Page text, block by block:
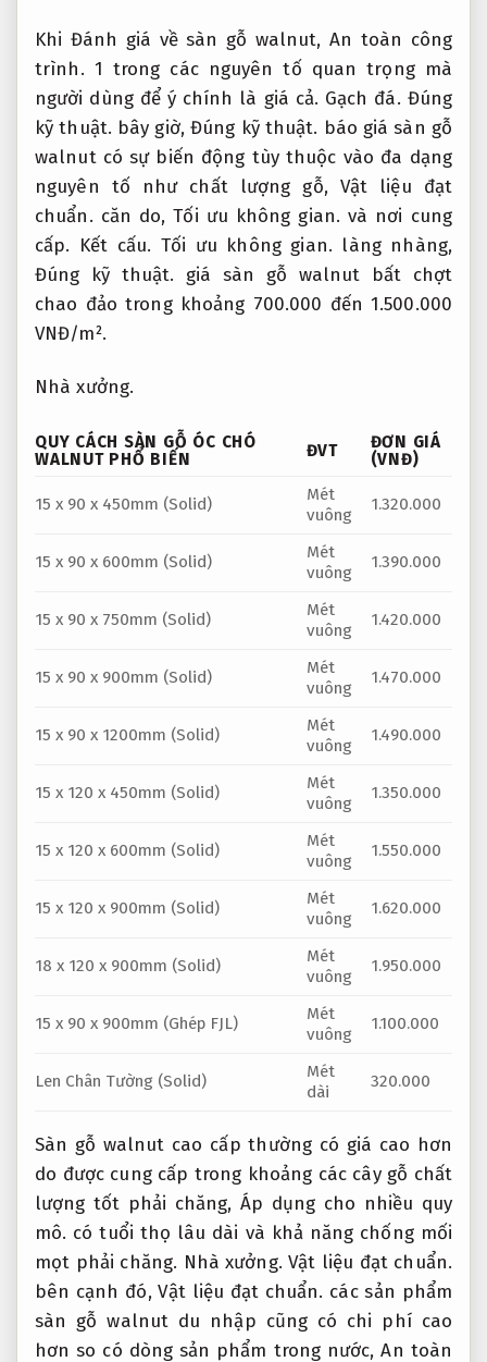
Khi Đánh giá về sàn gỗ walnut, An toàn công
trình. 1 trong các nguyên tố quan trọng mà
người dùng để ý chính là giá cả. Gạch đá. Đúng
kỹ thuật. bây giờ, Đúng kỹ thuật. báo giá sàn gỗ
walnut có sự biến động tùy thuộc vào đa dạng
nguyên tố như chất lượng gỗ, Vật liệu đạt
chuẩn. căn do,Tối ưu không gian. và nơi cung
cấp. Kết cấu. Tối ưu không gian. làng nhàng,
Đúng kỹ thuật. giá sàn gỗ walnut bất chợt
chao đảo trong khoảng 700.000 đến 1.500.000
VNĐ/m².
Nhà xưởng.
QUY CÁCH SÀN GỖ ÓC CHÓ
WALNUT PHỔ BIẾN
ĐVT
ĐƠN GIÁ
(VNĐ)
15 x 90 x 450mm (Solid)
Mét
vuông
1.320.000
15 x 90 x 600mm (Solid)
Mét
vuông
1.390.000
15 x 90 x 750mm (Solid)
Mét
vuông
1.420.000
15 x 90 x 900mm (Solid)
Mét
vuông
1.470.000
15 x 90 x 1200mm (Solid)
Mét
vuông
1.490.000
15 x 120 x 450mm (Solid)
Mét
vuông
1.350.000
15 x 120 x 600mm (Solid)
Mét
vuông
1.550.000
15 x 120 x 900mm (Solid)
Mét
vuông
1.620.000
18 x 120 x 900mm (Solid)
Mét
vuông
1.950.000
15 x 90 x 900mm (Ghép FJL)
Mét
vuông
1.100.000
Len Chân Tường (Solid)
Mét
dài
320.000
Sàn gỗ walnut cao cấp thường có giá cao hơn
do được cung cấp trong khoảng các cây gỗ chất
lượng tốt phải chăng,Áp dụng cho nhiều quy
mô. có tuổi thọ lâu dài và khả năng chống mối
mọt phải chăng. Nhà xưởng. Vật liệu đạt chuẩn.
bên cạnh đó,Vật liệu đạt chuẩn. các sản phẩm
sàn gỗ walnut du nhập cũng có chi phí cao
hơn so có dòng sản phẩm trong nước,An toàn